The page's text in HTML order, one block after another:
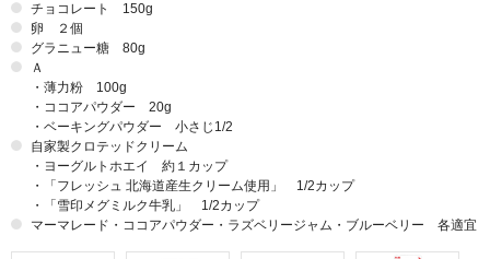
チョコレート 150g
卵 ２個
グラニュー糖 80g
Ａ
・薄力粉 100g
・ココアパウダー 20g
・ベーキングパウダー 小さじ1/2
自家製クロテッドクリーム
・ヨーグルトホエイ 約１カップ
・「フレッシュ 北海道産生クリーム使用」 1/2カップ
・「雪印メグミルク牛乳」 1/2カップ
マーマレード・ココアパウダー・ラズベリージャム・ブルーベリー 各適宜